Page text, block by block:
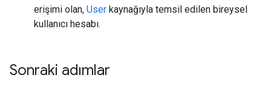
erişimi olan, User kaynağıyla temsil edilen bireysel
kullanıcı hesabı.
Sonraki adımlar